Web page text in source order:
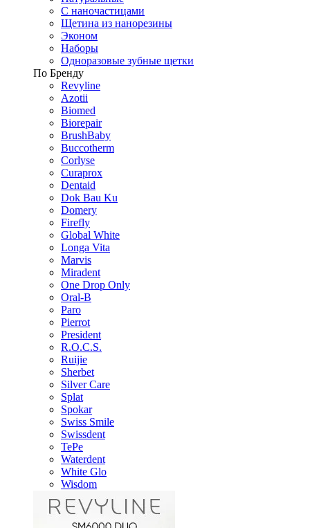
С наночастицами
Щетина из нанорезины
Эконом
Наборы
Одноразовые зубные щетки
По Бренду
Revyline
Azotii
Biomed
Biorepair
BrushBaby
Buccotherm
Corlyse
Curaprox
Dentaid
Dok Bau Ku
Domery
Firefly
Global White
Longa Vita
Marvis
Miradent
One Drop Only
Oral-B
Paro
Pierrot
President
R.O.C.S.
Ruijie
Sherbet
Silver Care
Splat
Spokar
Swiss Smile
Swissdent
TePe
Waterdent
White Glo
Wisdom